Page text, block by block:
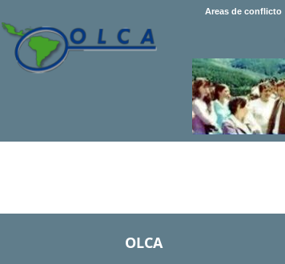
Areas de conflicto
OLCA